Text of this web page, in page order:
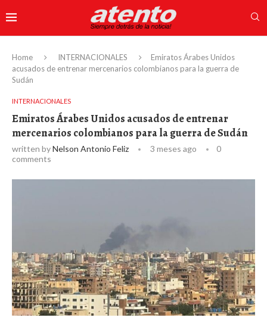
Home INTERNACIONALES
Emiratos Árabes Unidos
acusados ​​de entrenar mercenarios colombianos para la guerra de
Sudán
INTERNACIONALES
Emiratos Árabes Unidos acusados ​​de entrenar
mercenarios colombianos para la guerra de Sudán
written byNelson Antonio Feliz 3 meses ago
0
comments